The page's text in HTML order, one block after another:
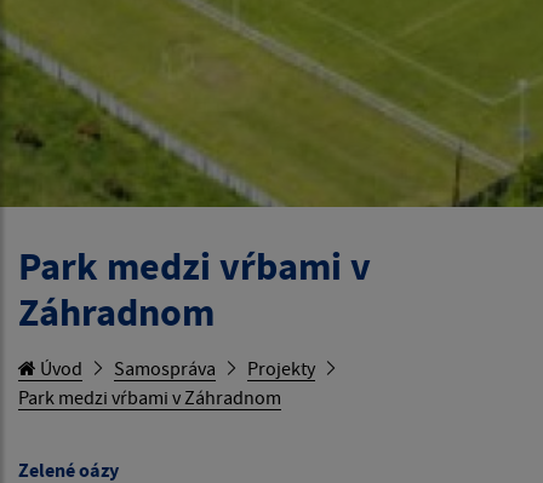
Park medzi vŕbami v
Záhradnom
Úvod Samospráva
Projekty
Park medzi vŕbami v Záhradnom
Zelené oázy